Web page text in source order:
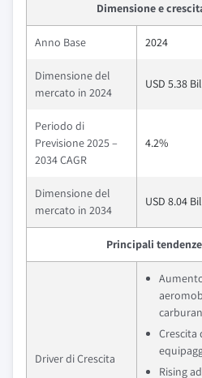
Dimensione e
Anno Base 2024
Dimensione del
mercato in 2024
USD 5.38
Periodo di
Previsione 2025 –
2034 CAGR
4.2%
Dimensione del
mercato in 2034
USD 8.04
Principali
Driver di Crescita
Crescita
Rising